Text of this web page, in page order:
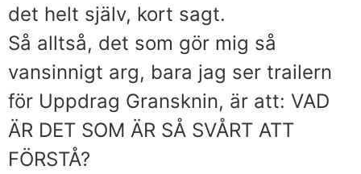
det helt själv, kort sagt.
Så alltså, det som gör mig så
vansinnigt arg, bara jag ser trailern
för Uppdrag Gransknin, är att: VAD
ÄR DET SOM ÄR SÅ SVÅRT ATT
FÖRSTÅ?